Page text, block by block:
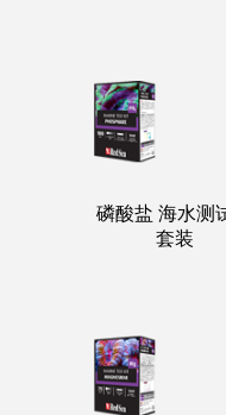
磷酸盐 海水测
套装